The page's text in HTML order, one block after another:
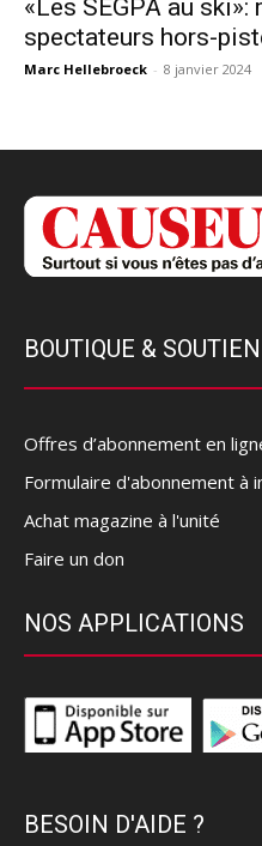
«Les SEGPA au
spectateurs hors-
Marc Hellebroeck - 8 janvier 2024
BOUTIQUE & SOUTIEN
Offres d’abonnement en
Formulaire d'abonnement à
Achat magazine à l'unité
Faire un don
NOS APPLICATIONS
BESOIN D'AIDE ?